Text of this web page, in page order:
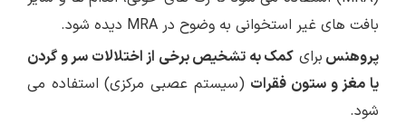
بافت های غیر استخوانی به وضوح در MRA دیده شود.
پروهنس برای کمک به تشخیص برخی از اختلالات سر و گردن
یا مغز و ستون فقرات (سیستم عصبی مرکزی) استفاده می
شود.